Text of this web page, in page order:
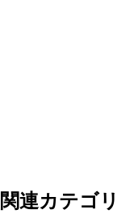
関連カテゴリ